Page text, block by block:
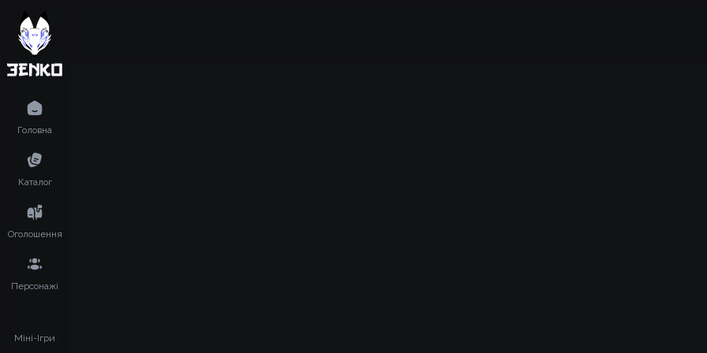
Головна
Каталог
Оголошення
Персонажі
Міні-Ігри